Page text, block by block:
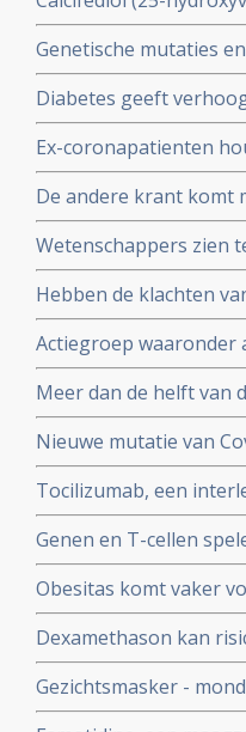
in vroeg stadium van
het aantal opnames
Genetische mutaties
interferon type 1 komt
Diabetes geeft
coronavirus - COVID-
en relevante andere
Ex-coronapatienten
procent van besmette
mensen had
De andere krant komt
kritische artikelen die
Wetenschappers zien
coronavirus - Covid-
Hebben de klachten
wetenschappers
Actiegroep waaronder
mogelijkheid moet
standaard aanpak
Meer dan de helft van
hoest (84%), koorts
hoofdpijn (59%), en
Nieuwe mutatie van
verklaart hoge aantal
D614 van het Covid-
Tocilizumab, een
verbetert overleving,
klachten van
COVID-19
Genen en T-cellen
minder ziek blijkt uit
Obesitas komt vaker
met de algehele
te krijgen
Dexamethason kan
wanneer patienten
Gezichtsmasker -
coronavirus - Covid-